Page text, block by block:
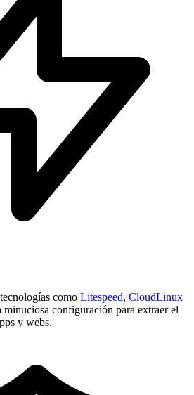
como Litespeed, CloudLinux
configuración para extraer el
y webs.